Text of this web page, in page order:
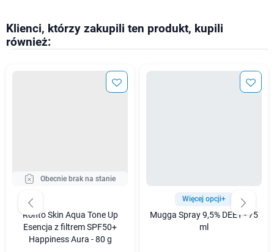
Klienci, którzy zakupili ten produkt, kupili
również:
Obecnie brak na stanie
Rohto Skin Aqua Tone Up
Esencja z filtrem SPF50+
Happiness Aura - 80 g
Więcej opcji+
Mugga Spray 9,5% DEET - 75
ml